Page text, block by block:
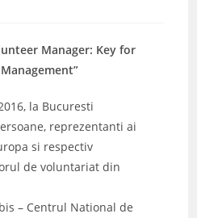
Manager: Key for
la Bucuresti
reprezentanti ai
si respectiv
de voluntariat din
– Centrul National de